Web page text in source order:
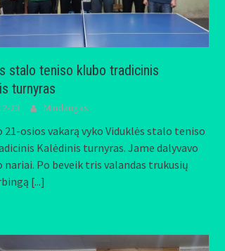
stalo teniso klubo tradicinis
turnyras
23 Mindaugas
21-osios vakarą vyko Viduklės stalo teniso
Kalėdinis turnyras. Jame dalyvavo
nariai. Po beveik tris valandas trukusių
[...]